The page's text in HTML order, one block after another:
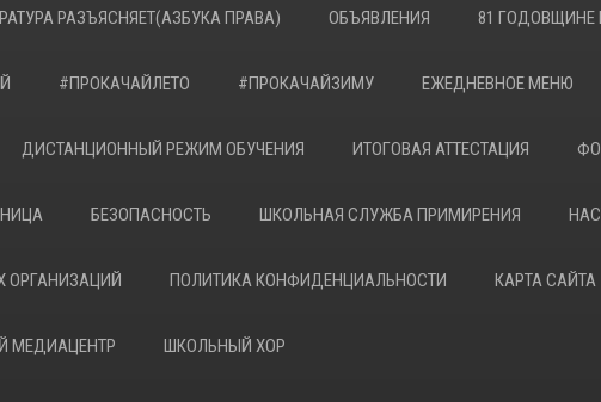
РАЗЪЯСНЯЕТ(АЗБУКА ПРАВА) ОБЪЯВЛЕНИЯ 81
#ПРОКАЧАЙЛЕТО #ПРОКАЧАЙЗИМУ ЕЖЕДНЕВНОЕ МЕНЮ
ДИСТАНЦИОННЫЙ РЕЖИМ ОБУЧЕНИЯ ИТОГОВАЯ АТТЕСТАЦИЯ
БЕЗОПАСНОСТЬ ШКОЛЬНАЯ СЛУЖБА ПРИМИРЕНИЯ
ПОЛИТИКА КОНФИДЕНЦИАЛЬНОСТИ КАРТА САЙТА
МЕДИАЦЕНТР ШКОЛЬНЫЙ ХОР